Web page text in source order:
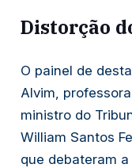
Distorção
O painel de
Alvim,
ministro do
William Santos
que debateram